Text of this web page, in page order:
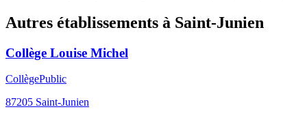
Autres établissements à Saint-Junien
Collège Louise Michel
CollègePublic
87205 Saint-Junien